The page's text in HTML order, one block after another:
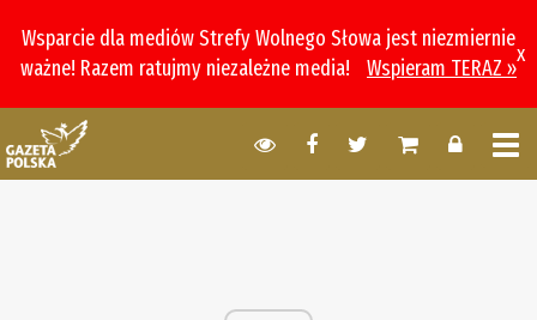
Wsparcie dla mediów Strefy Wolnego Słowa jest niezmiernie
ważne! Razem ratujmy niezależne media!
Wspieram TERAZ »
x